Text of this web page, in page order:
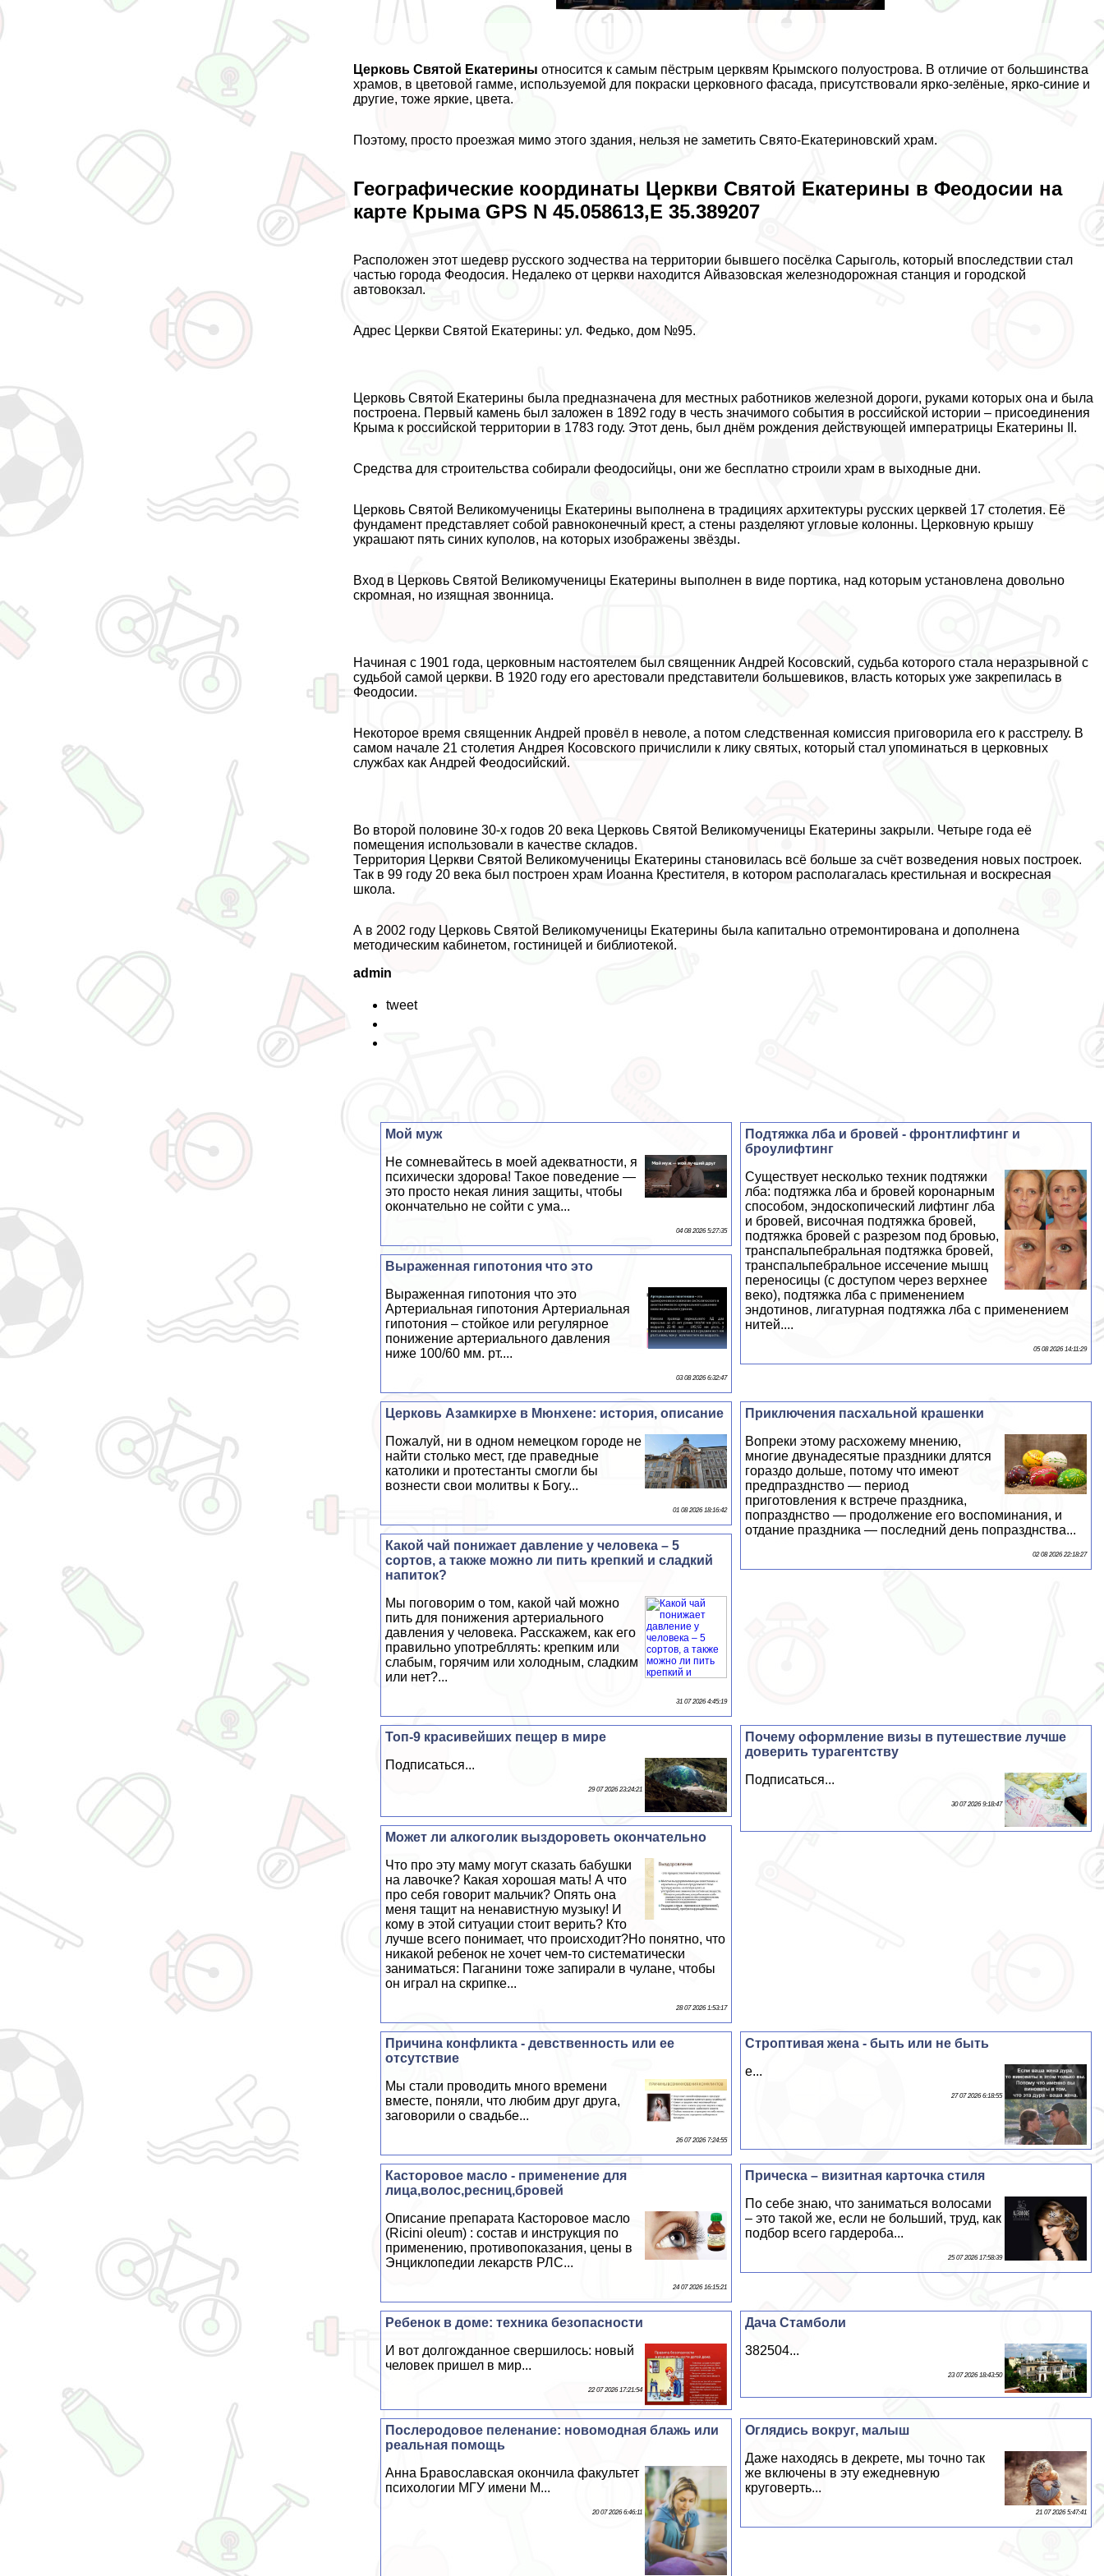
Церковь Святой Екатерины относится к самым пёстрым церквям Крымского полуострова. В отличие от большинства
храмов, в цветовой гамме, используемой для покраски церковного фасада, присутствовали ярко-зелёные, ярко-синие и
другие, тоже яркие, цвета.
Поэтому, просто проезжая мимо этого здания, нельзя не заметить Свято-Екатериновский храм.
Географические координаты Церкви Святой Екатерины в Феодосии на
карте Крыма GPS N 45.058613,E 35.389207
Расположен этот шедевр русского зодчества на территории бывшего посёлка Сарыголь, который впоследствии стал
частью города Феодосия. Недалеко от церкви находится Айвазовская железнодорожная станция и городской
автовокзал.
Адрес Церкви Святой Екатерины: ул. Федько, дом №95.
Церковь Святой Екатерины была предназначена для местных работников железной дороги, руками которых она и была
построена. Первый камень был заложен в 1892 году в честь значимого события в российской истории – присоединения
Крыма к российской территории в 1783 году. Этот день, был днём рождения действующей императрицы Екатерины II.
Средства для строительства собирали феодосийцы, они же бесплатно строили храм в выходные дни.
Церковь Святой Великомученицы Екатерины выполнена в традициях архитектуры русских церквей 17 столетия. Её
фундамент представляет собой равноконечный крест, а стены разделяют угловые колонны. Церковную крышу
украшают пять синих куполов, на которых изображены звёзды.
Вход в Церковь Святой Великомученицы Екатерины выполнен в виде портика, над которым установлена довольно
скромная, но изящная звонница.
Начиная с 1901 года, церковным настоятелем был священник Андрей Косовский, судьба которого стала неразрывной с
судьбой самой церкви. В 1920 году его арестовали представители большевиков, власть которых уже закрепилась в
Феодосии.
Некоторое время священник Андрей провёл в неволе, а потом следственная комиссия приговорила его к расстрелу. В
самом начале 21 столетия Андрея Косовского причислили к лику святых, который стал упоминаться в церковных
службах как Андрей Феодосийский.
Во второй половине 30-х годов 20 века Церковь Святой Великомученицы Екатерины закрыли. Четыре года её
помещения использовали в качестве складов.
Территория Церкви Святой Великомученицы Екатерины становилась всё больше за счёт возведения новых построек.
Так в 99 году 20 века был построен храм Иоанна Крестителя, в котором располагалась крестильная и воскресная
школа.
А в 2002 году Церковь Святой Великомученицы Екатерины была капитально отремонтирована и дополнена
методическим кабинетом, гостиницей и библиотекой.
admin
tweet
Подтяжка лба и бровей - фронтлифтинг и
броулифтинг
Существует несколько техник подтяжки
лба: подтяжка лба и бровей коронарным
способом, эндоскопический лифтинг лба
и бровей, височная подтяжка бровей,
подтяжка бровей с разрезом под бровью,
трaнcпальпебральная подтяжка бровей,
трaнcпальпебральное иссечение мышц
переносицы (с доступом через верхнее
веко), подтяжка лба с применением
эндотинов, лигатурная подтяжка лба с применением
нитей....
05 08 2026 14:11:29
Мой муж
Не сомневайтесь в моей адекватности, я
психически здорова! Такое поведение —
это просто некая линия защиты, чтобы
окончательно не сойти с ума...
04 08 2026 5:27:35
Выраженная гипотония что это
Выраженная гипотония что это
Артериальная гипотония Артериальная
гипотония – стойкое или регулярное
понижение артериального давления
ниже 100/60 мм. рт....
03 08 2026 6:32:47
Приключения пасхальной крашенки
Вопреки этому расхожему мнению,
многие двунадесятые праздники длятся
гораздо дольше, потому что имеют
предпразднство — период
приготовления к встрече праздника,
попразднство — продолжение его воспоминания, и
отдание праздника — последний день попразднства...
02 08 2026 22:18:27
Церковь Азамкирхе в Мюнхене: история, описание
Пожалуй, ни в одном немецком городе не
найти столько мест, где праведные
католики и протестанты смогли бы
вознести свои молитвы к Богу...
01 08 2026 18:16:42
Какой чай понижает давление у человека – 5
сортов, а также можно ли пить крепкий и сладкий
напиток?
Мы поговорим о том, какой чай можно
пить для понижения артериального
давления у человека. Расскажем, как его
правильно употрeбллять: крепким или
слабым, горячим или холодным, сладким
или нет?...
31 07 2026 4:45:19
Почему оформление визы в путешествие лучше
доверить турагентству
Подписаться...
30 07 2026 9:18:47
Топ-9 красивейших пещер в мире
Подписаться...
29 07 2026 23:24:21
Может ли алкоголик выздороветь окончательно
Что про эту маму могут сказать бабушки
на лавочке? Какая хорошая мать! А что
про себя говорит мальчик? Опять она
меня тащит на ненавистную музыку! И
кому в этой ситуации стоит верить? Кто
лучше всего понимает, что происходит?Но понятно, что
никакой ребенок не хочет чем-то систематически
заниматься: Паганини тоже запирали в чулане, чтобы
он играл на скрипке...
28 07 2026 1:53:17
Строптивая жена - быть или не быть
е...
27 07 2026 6:18:55
Причина конфликта - дeвcтвeнность или ее
отсутствие
Мы стали проводить много времени
вместе, поняли, что любим друг друга,
заговорили о свадьбе...
26 07 2026 7:24:55
Прическа – визитная карточка стиля
По себе знаю, что заниматься волосами
– это такой же, если не больший, труд, как
подбор всего гардероба...
25 07 2026 17:58:39
Касторовое масло - применение для
лица,волос,ресниц,бровей
Описание препарата Касторовое масло
(Ricini oleum) : состав и инструкция по
применению, противопоказания, цены в
Энциклопедии лекарств РЛС...
24 07 2026 16:15:21
Дача Стамболи
382504...
23 07 2026 18:43:50
Ребенок в доме: техника безопасности
И вот долгожданное свершилось: новый
человек пришел в мир...
22 07 2026 17:21:54
Оглядись вокруг, малыш
Даже находясь в декрете, мы точно так
же включены в эту ежедневную
круговерть...
21 07 2026 5:47:41
Послеродовое пеленание: новомодная блажь или
реальная помощь
Анна Бравославская окончила факультет
психологии МГУ имени М...
20 07 2026 6:46:11